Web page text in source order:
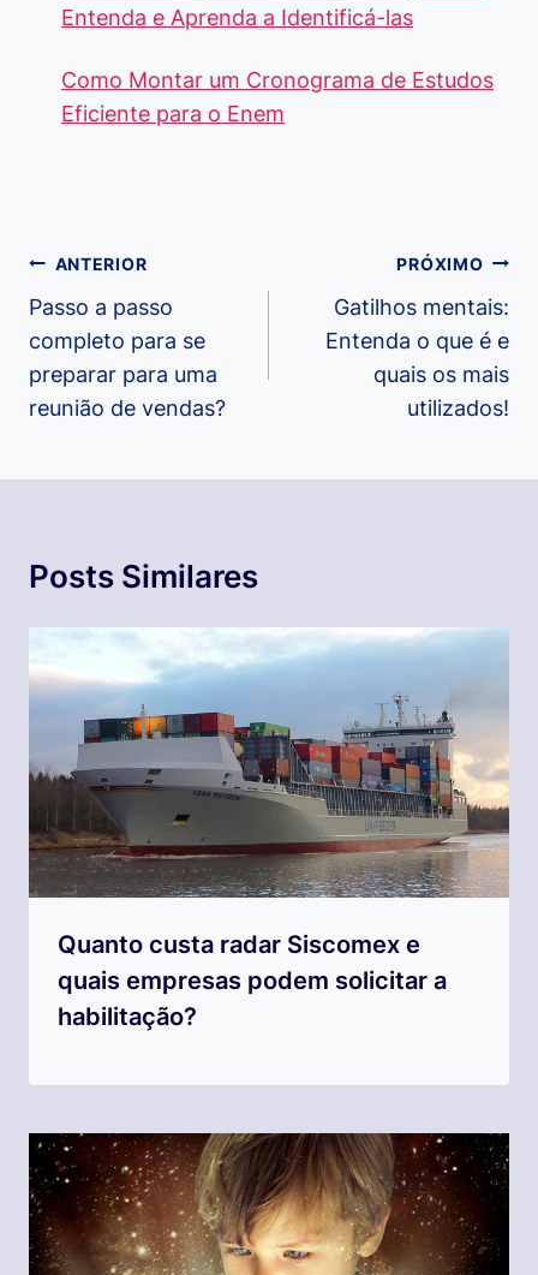
Entenda e Aprenda a Identificá-las
Como Montar um Cronograma de Estudos
Eficiente para o Enem
Navegação
de
Post
ANTERIOR
Passo a passo
completo para se
preparar para uma
reunião de vendas?
PRÓXIMO
Gatilhos mentais:
Entenda o que é e
quais os mais
utilizados!
Posts Similares
Quanto custa radar Siscomex e
quais empresas podem solicitar a
habilitação?